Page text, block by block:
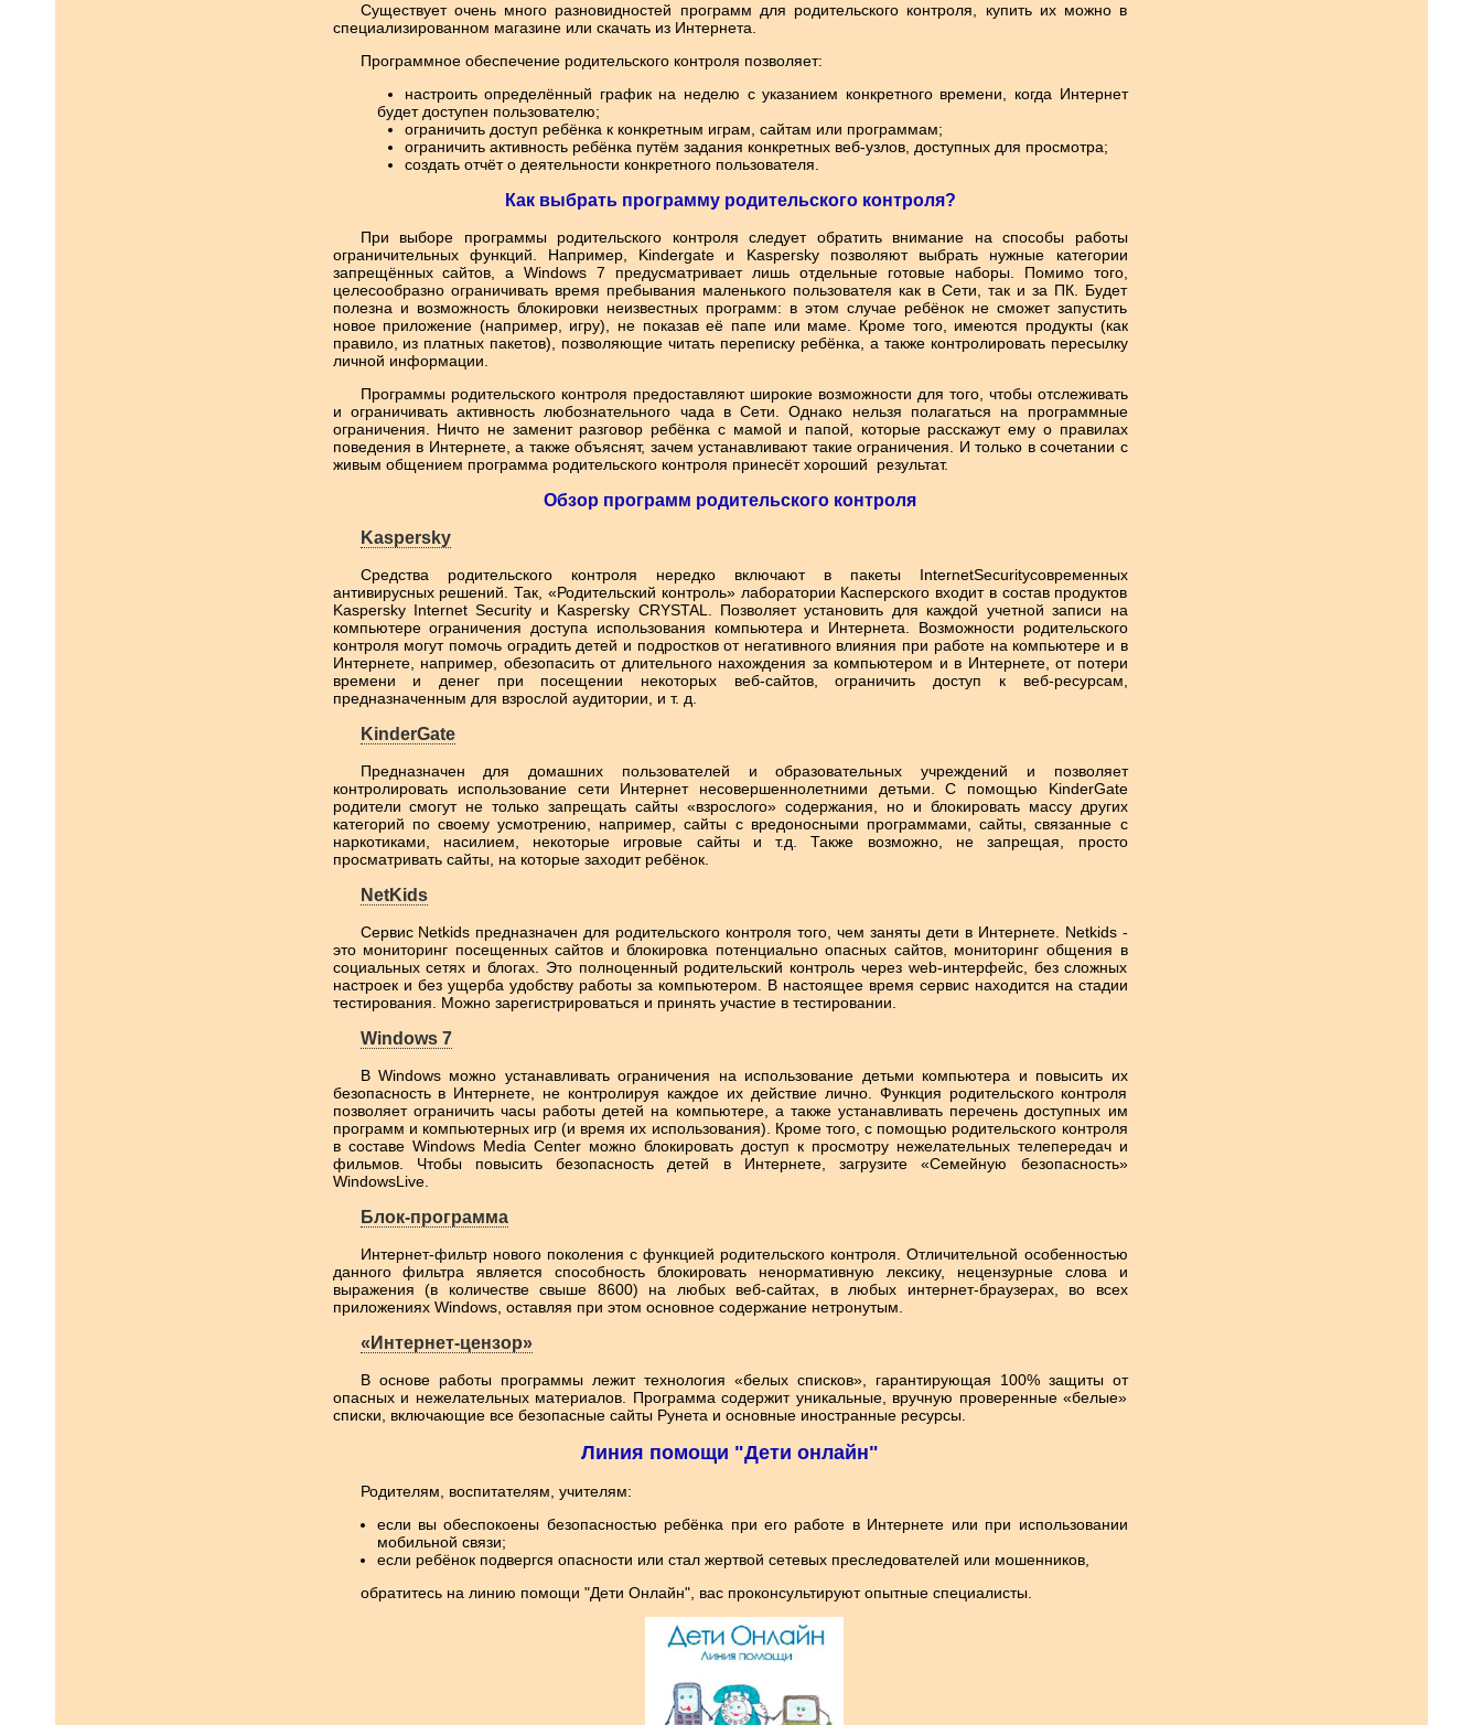
Существует очень много разновидностей программ для родительского контроля, купить их можно в
специализированном магазине или скачать из Интернета.
Программное обеспечение родительского контроля позволяет:
настроить определённый график на неделю с указанием конкретного времени, когда Интернет
будет доступен пользователю;
ограничить доступ ребёнка к конкретным играм, сайтам или программам;
ограничить активность ребёнка путём задания конкретных веб-узлов, доступных для просмотра;
создать отчёт о деятельности конкретного пользователя.
Как выбрать программу родительского контроля?
При выборе программы родительского контроля следует обратить внимание на способы работы
ограничительных функций. Например, Kindergate и Kaspersky позволяют выбрать нужные категории
запрещённых сайтов, а Windows 7 предусматривает лишь отдельные готовые наборы. Помимо того,
целесообразно ограничивать время пребывания маленького пользователя как в Сети, так и за ПК. Будет
полезна и возможность блокировки неизвестных программ: в этом случае ребёнок не сможет запустить
новое приложение (например, игру), не показав её папе или маме. Кроме того, имеются продукты (как
правило, из платных пакетов), позволяющие читать переписку ребёнка, а также контролировать пересылку
личной информации.
Программы родительского контроля предоставляют широкие возможности для того, чтобы отслеживать
и ограничивать активность любознательного чада в Сети. Однако нельзя полагаться на программные
ограничения. Ничто не заменит разговор ребёнка с мамой и папой, которые расскажут ему о правилах
поведения в Интернете, а также объяснят, зачем устанавливают такие ограничения. И только в сочетании с
живым общением программа родительского контроля принесёт хороший результат.
Обзор программ родительского контроля
Kaspersky
Средства родительского контроля нередко включают в пакеты InternetSecurityсовременных
антивирусных решений. Так, «Родительский контроль» лаборатории Касперского входит в состав продуктов
Kaspersky Internet Security и Kaspersky CRYSTAL. Позволяет установить для каждой учетной записи на
компьютере ограничения доступа использования компьютера и Интернета. Возможности родительского
контроля могут помочь оградить детей и подростков от негативного влияния при работе на компьютере и в
Интернете, например, обезопасить от длительного нахождения за компьютером и в Интернете, от потери
времени и денег при посещении некоторых веб-сайтов, ограничить доступ к веб-ресурсам,
предназначенным для взрослой аудитории, и т. д.
KinderGate
Предназначен для домашних пользователей и образовательных учреждений и позволяет
контролировать использование сети Интернет несовершеннолетними детьми. С помощью KinderGate
родители смогут не только запрещать сайты «взрослого» содержания, но и блокировать массу других
категорий по своему усмотрению, например, сайты с вредоносными программами, сайты, связанные с
наркотиками, насилием, некоторые игровые сайты и т.д. Также возможно, не запрещая, просто
просматривать сайты, на которые заходит ребёнок.
NetKids
Сервис Netkids предназначен для родительского контроля того, чем заняты дети в Интернете. Netkids -
это мониторинг посещенных сайтов и блокировка потенциально опасных сайтов, мониторинг общения в
социальных сетях и блогах. Это полноценный родительский контроль через web-интерфейс, без сложных
настроек и без ущерба удобству работы за компьютером. В настоящее время сервис находится на стадии
тестирования. Можно зарегистрироваться и принять участие в тестировании.
Windows 7
В Windows можно устанавливать ограничения на использование детьми компьютера и повысить их
безопасность в Интернете, не контролируя каждое их действие лично. Функция родительского контроля
позволяет ограничить часы работы детей на компьютере, а также устанавливать перечень доступных им
программ и компьютерных игр (и время их использования). Кроме того, с помощью родительского контроля
в составе Windows Media Center можно блокировать доступ к просмотру нежелательных телепередач и
фильмов. Чтобы повысить безопасность детей в Интернете, загрузите «Семейную безопасность»
WindowsLive.
Блок-программа
Интернет-фильтр нового поколения с функцией родительского контроля. Отличительной особенностью
данного фильтра является способность блокировать ненормативную лексику, нецензурные слова и
выражения (в количестве свыше 8600) на любых веб-сайтах, в любых интернет-браузерах, во всех
приложениях Windows, оставляя при этом основное содержание нетронутым.
«Интернет-цензор»
В основе работы программы лежит технология «белых списков», гарантирующая 100% защиты от
опасных и нежелательных материалов. Программа содержит уникальные, вручную проверенные «белые»
списки, включающие все безопасные сайты Рунета и основные иностранные ресурсы.
Линия помощи "Дети онлайн"
Родителям, воспитателям, учителям:
если вы обеспокоены безопасностью ребёнка при его работе в Интернете или при использовании
мобильной связи;
если ребёнок подвергся опасности или стал жертвой сетевых преследователей или мошенников,
обратитесь на линию помощи "Дети Онлайн", вас проконсультируют опытные специалисты.